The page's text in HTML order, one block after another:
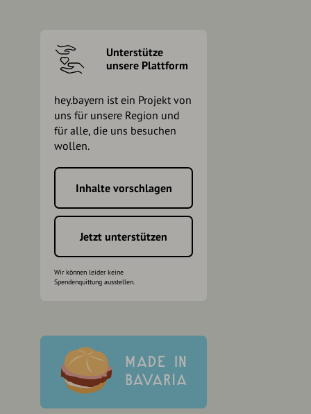
Unterstütze
unsere Plattform
hey.bayern ist ein Projekt von
uns für unsere Region und
für alle, die uns besuchen
wollen.
Inhalte vorschlagen
Jetzt unterstützen
Wir können leider keine
Spendenquittung ausstellen.